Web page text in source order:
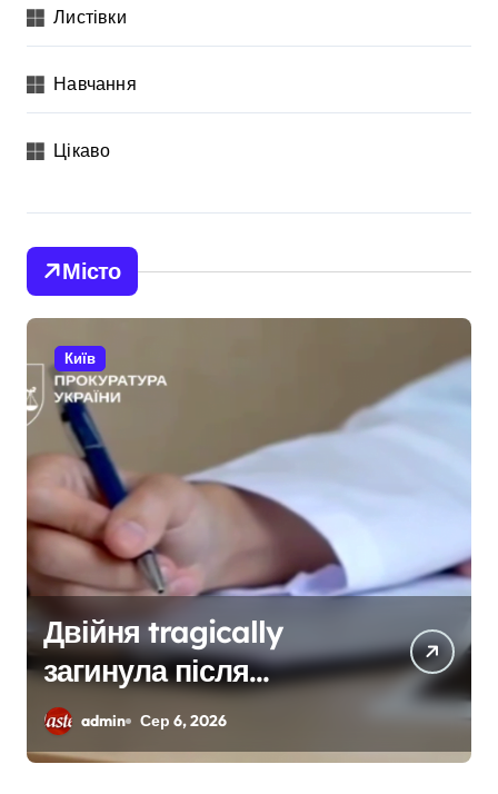
Листівки
Навчання
Цікаво
Місто
Київ
Шахраї з кол-центрів
на Київщині виманили
у чехів понад 12 млн
грн: організаторів
admin Сер 6, 2026